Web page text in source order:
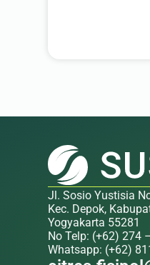
Jl. Sosio Yustisia
Kec. Depok,
Yogyakarta 55281
No Telp: (+62) 274
Whatsapp: (+62)